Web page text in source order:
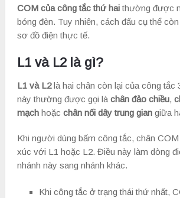
COM của công tắc thứ haithường được
bóng đèn. Tuy nhiên, cách đấu cụ thể
sơ đồ điện thực tế.
L1 và L2 là gì?
L1 và L2là hai chân còn lại của công tắc
này thường được gọi là chân đảo chiều,
mạchhoặc chân nối dây trung giangiữa
Khi người dùng bấm công tắc, chân
xúc với L1 hoặc L2. Điều này làm dòng
nhánh này sang nhánh khác.
Khi công tắc ở trạng thái thứ nhất,